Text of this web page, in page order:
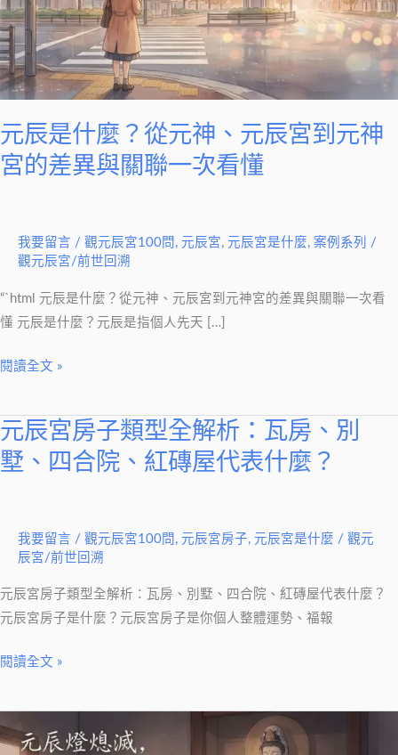
元辰是什麼？從元神、元辰宮到元神
宮的差異與關聯一次看懂
我要留言 / 觀元辰宮100問 , 元辰宮, 元辰宮是什麼, 案例系列
/
觀元辰宮/前世回溯
“`html 元辰是什麼？從元神、元辰宮到元神宮的差異與關聯一次看
懂 元辰是什麼？元辰是指個人先天 […]
從
元
神、
元
宮
到
元
異
與
聯
次
看
懂
閱讀全文 »
元辰宮房子類型全解析：瓦房、別
墅、四合院、紅磚屋代表什麼？
我要留言 / 觀元辰宮100問 , 元辰宮房子, 元辰宮是什麼 / 觀元
辰宮/前世回溯
元辰宮房子類型全解析：瓦房、別墅、四合院、紅磚屋代表什麼？
元辰宮房子是什麼？元辰宮房子是你個人整體運勢、福報
元
辰
宮
全
解
瓦
別
墅、
閱讀全文 »
元
辰